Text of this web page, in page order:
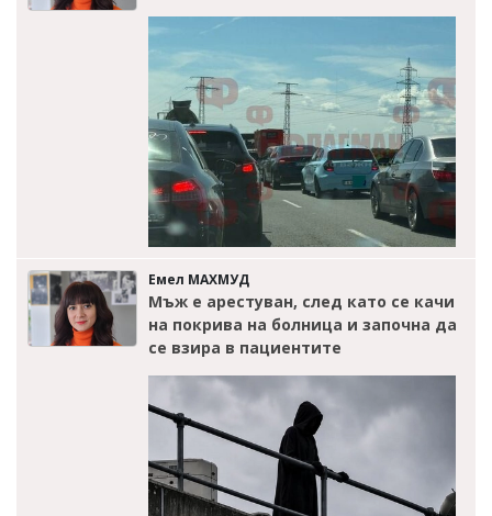
Емел МАХМУД
Мъж е арестуван, след като се качи
на покрива на болница и започна да
се взира в пациентите